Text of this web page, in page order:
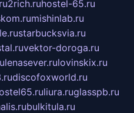
2rich.ruhostel-65.ru
mishinlab.ru
starbucksvia.ru
vektor-doroga.ru
lenasever.rulovinskix.ru
discofoxworld.ru
liura.ruglasspb.ru
bulkitula.ru